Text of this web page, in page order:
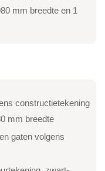
mm breedte en 1
constructietekening
mm breedte
gaten volgens